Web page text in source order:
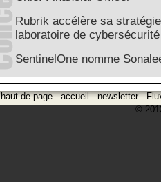
Rubrik accélère sa
laboratoire de cybersécurité
SentinelOne nomme
haut de page.accueil.newsletter.
©